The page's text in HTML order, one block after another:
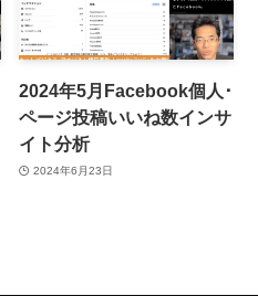
2024年5月Facebook個人･
ページ投稿いいね数インサ
イト分析
2024年6月23日